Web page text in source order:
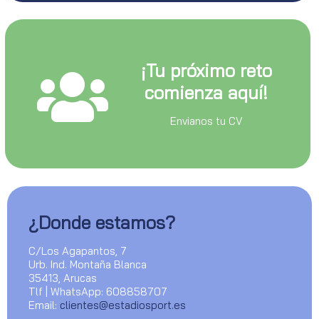
¡Tu próximo reto
comienza aquí!
Envianos tu CV
¿Donde estamos?
C/Los Agapantos, 7
Urb. Ind. Montaña Blanca
35413, Arucas
Tlf | WhatsApp: 608858707
Email: clientes@estadiosport.es